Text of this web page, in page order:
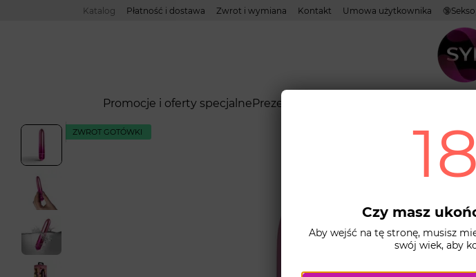
Przejdź do głównej treści
Katalog Płatność i dostawa Zwrot i wymiana Kontakt Umowa użytkownika
Promocje i oferty specjalnePrezerwatywy
ZWROT GOTÓWKI
Czy masz
Aby wejść na tę stronę, musisz
swój wiek, aby